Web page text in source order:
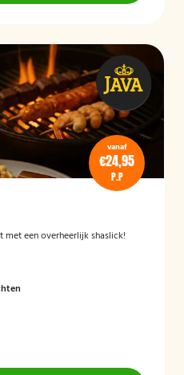
vanaf
€24,95
P.P
met een overheerlijk shaslick!